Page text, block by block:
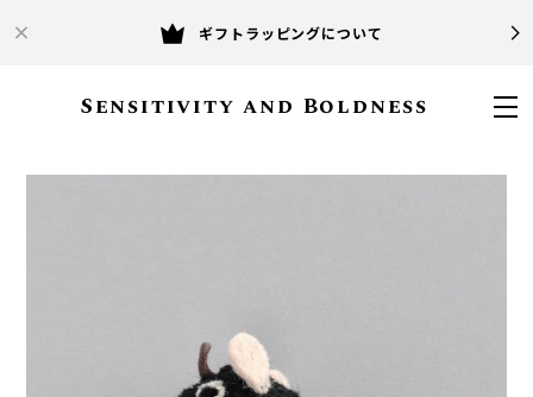
ギフトラッピングについて
Sensitivity and Boldness